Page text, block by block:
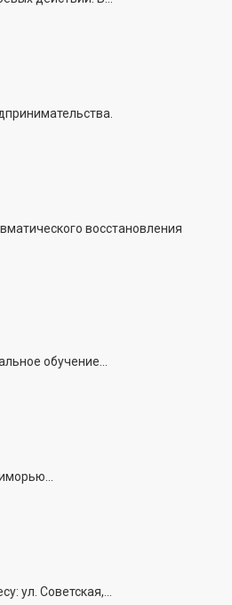
восстановления
обучение...
ул. Советская,...